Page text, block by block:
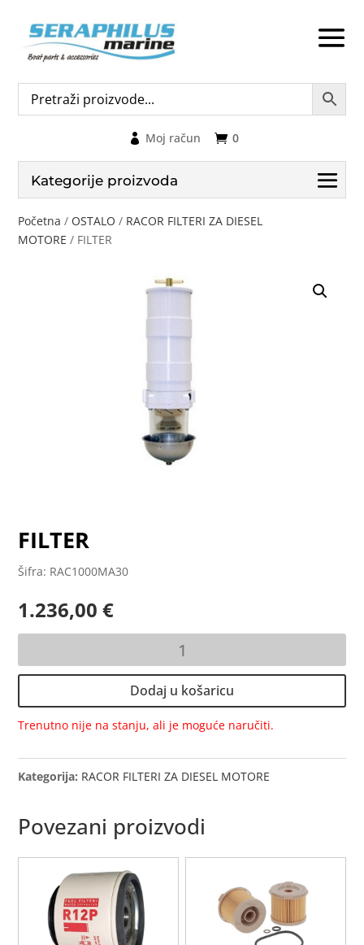
0
Moj račun
Kategorije proizvoda
Početna / OSTALO / RACOR FILTERI ZA DIESEL
MOTORE / FILTER
FILTER
Šifra: RAC1000MA30
1.236,00€
Dodaj u košaricu
Trenutno nije na stanju, ali je moguće naručiti.
Kategorija: RACOR FILTERI ZA DIESEL MOTORE
Povezani proizvodi